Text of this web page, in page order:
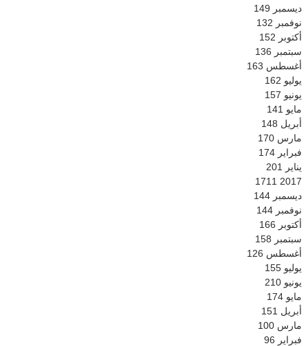
ديسمبر 149
نوفمبر 132
أكتوبر 152
سبتمبر 136
أغسطس 163
يوليو 162
يونيو 157
مايو 141
أبريل 148
مارس 170
فبراير 174
يناير
201
2017
1711
ديسمبر 144
نوفمبر 144
أكتوبر 166
سبتمبر 158
أغسطس 126
يوليو 155
يونيو 210
مايو 174
أبريل 151
مارس 100
فبراير 96